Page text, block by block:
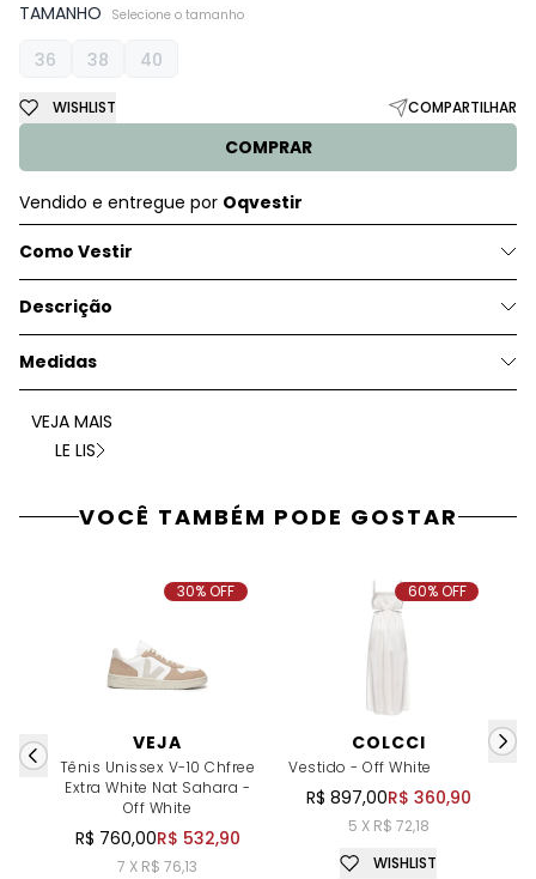
TAMANHO Selecione o tamanho
36 38 40
COMPRAR
WISHLIST COMPARTILHAR
Vendido e entregue por Oqvestir
Como Vestir
Descrição
Medidas
VEJA MAIS
LE LIS
VOCÊ TAMBÉM PODE GOSTAR
VEJA
Tênis Unissex V-10 Chfree
Extra White Nat Sahara -
Off White
R$ 760,00R$ 532,90
7 X R$ 76,13
30% OFF
COLCCI
Vestido - Off White
R$ 897,00R$ 360,90
5 X R$ 72,18
60% OFF
WISHLIST